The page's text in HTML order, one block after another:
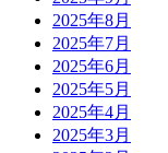
2025年8月
2025年7月
2025年6月
2025年5月
2025年4月
2025年3月